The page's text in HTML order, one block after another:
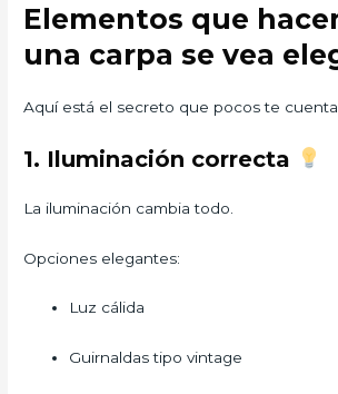
Elementos que
una carpa se vea
Aquí está el secreto que pocos te
1. Iluminación correcta
La iluminación cambia todo.
Opciones elegantes:
Luz cálida
Guirnaldas tipo vintage